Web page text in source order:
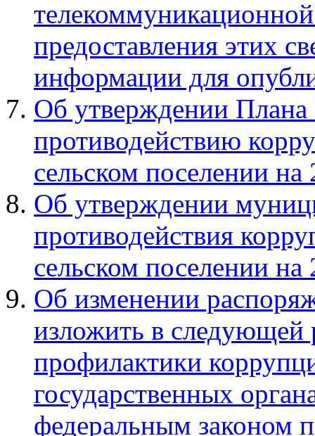
предоставления этих
информации для
Об утверждении
противодействию
сельском поселении
Об утверждении
противодействия
сельском поселении
Об изменении
изложить в следующей
профилактики
государственных
федеральным законом